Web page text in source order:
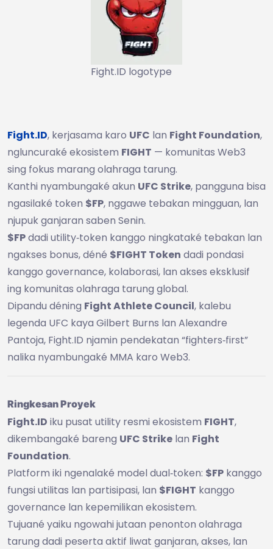
Fight.ID logotype
Fight.ID, kerjasama karo UFC lan Fight Foundation,
ngluncuraké ekosistem FIGHT — komunitas Web3
sing fokus marang olahraga tarung.
Kanthi nyambungaké akun UFC Strike, pangguna bisa
ngasilaké token $FP, nggawe tebakan mingguan, lan
njupuk ganjaran saben Senin.
$FPdadi utility‑token kanggo ningkataké tebakan lan
ngakses bonus, déné $FIGHT Token dadi pondasi
kanggo governance, kolaborasi, lan akses eksklusif
ing komunitas olahraga tarung global.
Dipandu déning Fight Athlete Council, kalebu
legenda UFC kaya Gilbert Burns lan Alexandre
Pantoja, Fight.ID njamin pendekatan “fighters‑first”
nalika nyambungaké MMA karo Web3.
Ringkesan Proyek
Fight.ID iku pusat utility resmi ekosistem FIGHT,
dikembangaké bareng UFC Strike lan Fight
Foundation.
Platform iki ngenalaké model dual‑token: $FP kanggo
fungsi utilitas lan partisipasi, lan $FIGHT kanggo
governance lan kepemilikan ekosistem.
Tujuané yaiku ngowahi jutaan penonton olahraga
tarung dadi peserta aktif liwat ganjaran, akses, lan